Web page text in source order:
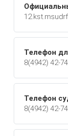
Телефон
8(4942) 42-
Телефон
8(4942) 42-